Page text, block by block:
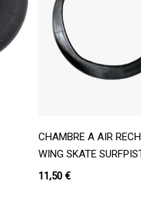
Ajouter Au
CHAMBRE A AIR
WING SKATE
11,50 €